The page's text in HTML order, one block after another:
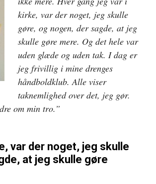
kirke, var der noget, jeg skulle
gøre, og nogen, der sagde, at jeg
skulle gøre mere. Og det hele var
uden glæde og uden tak. I dag er
jeg frivillig i mine drenges
håndboldklub. Alle viser
taknemlighed over det, jeg gør.
om min tro.”
var der noget, jeg skulle
at jeg skulle gøre